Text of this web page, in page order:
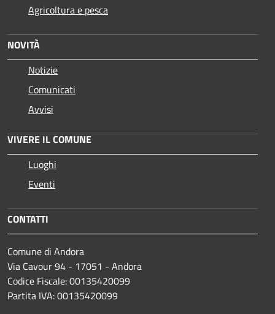
Agricoltura e pesca
NOVITÀ
Notizie
Comunicati
Avvisi
VIVERE IL COMUNE
Luoghi
Eventi
CONTATTI
Comune di Andora
Via Cavour 94 - 17051 - Andora
Codice Fiscale: 00135420099
Partita IVA: 00135420099